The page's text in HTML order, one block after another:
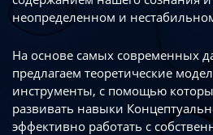
неопределенном и
На основе самых современных
предлагаем теоретические
инструменты, с помощью
развивать навыки
эффективно работать с